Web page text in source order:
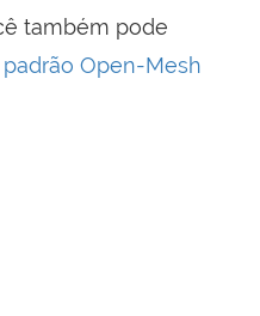
também pode
Open-Mesh